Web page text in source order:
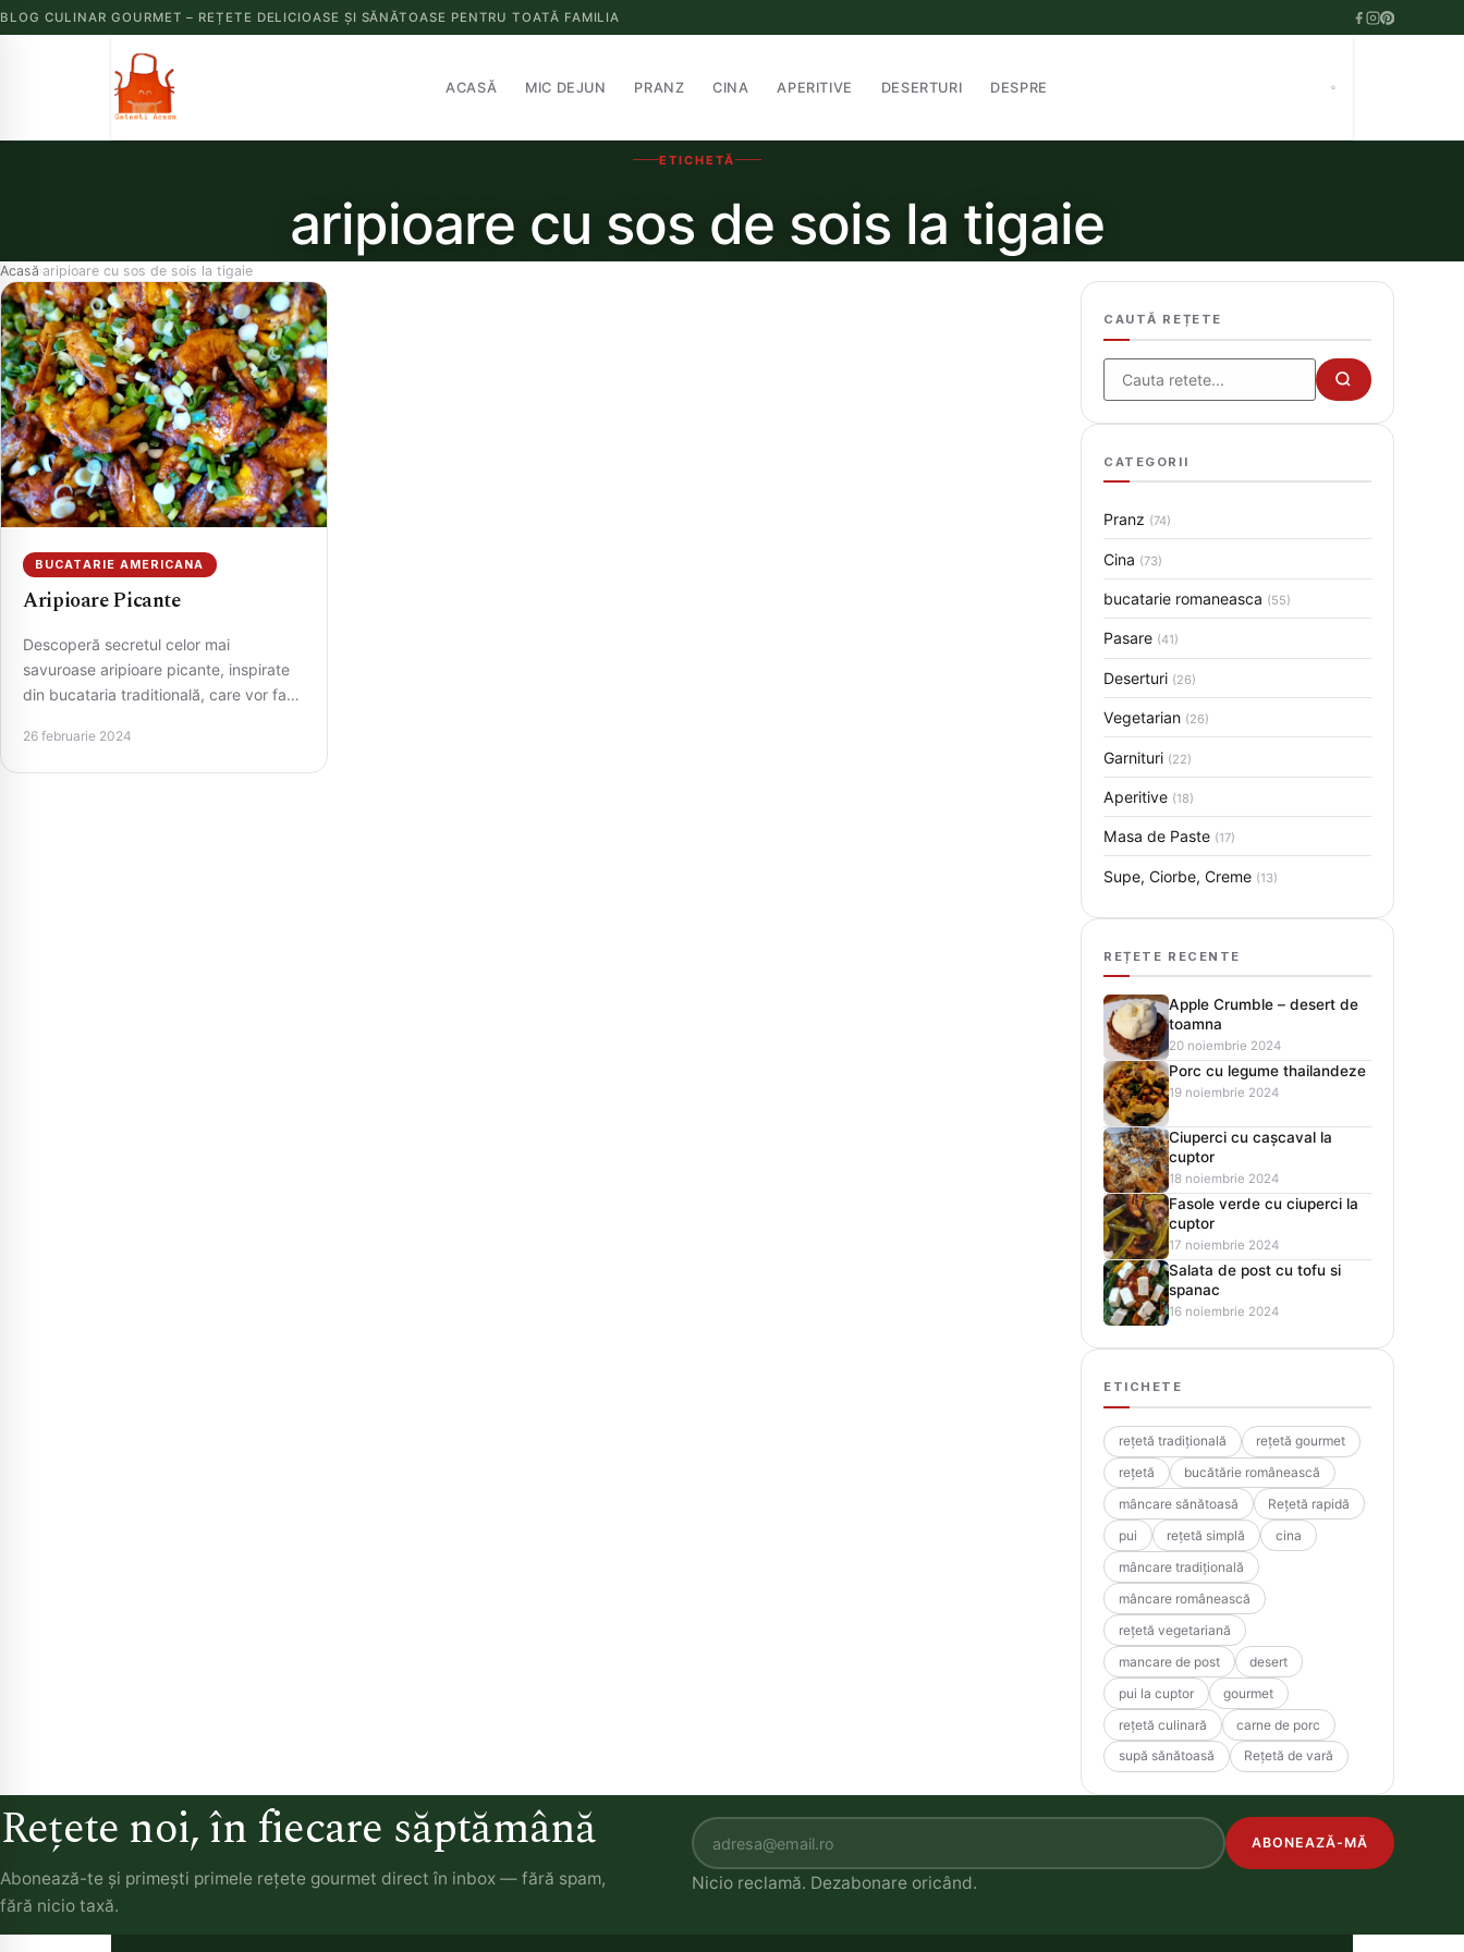
BLOG CULINAR GOURMET – REȚETE DELICIOASE ȘI SĂNĂTOASE PENTRU TOATĂ FAMILIA
ACASĂ MIC DEJUN PRANZ CINA APERITIVE DESERTURI DESPRE
ETICHETĂ
aripioare cu sos de sois la tigaie
Acasă›aripioare cu sos de sois la tigaie
BUCATARIE AMERICANA
Aripioare Picante
Descoperă secretul celor mai
savuroase aripioare picante, inspirate
din bucataria traditională, care vor face
perfect…
26 februarie 2024
CAUTĂ REȚETE
Cauta
CATEGORII
Pranz (74)
Cina (73)
bucatarie romaneasca (55)
Pasare (41)
Deserturi (26)
Vegetarian (26)
Garnituri (22)
Aperitive (18)
Masa de Paste (17)
Supe, Ciorbe, Creme (13)
REȚETE RECENTE
Apple Crumble – desert de
toamna
20 noiembrie 2024
Porc cu legume thailandeze
19 noiembrie 2024
Ciuperci cu cașcaval la
cuptor
18 noiembrie 2024
Fasole verde cu ciuperci la
cuptor
17 noiembrie 2024
Salata de post cu tofu si
spanac
16 noiembrie 2024
ETICHETE
rețetă tradițională
rețetă gourmet
rețetă
bucătărie românească
mâncare sănătoasă
Rețetă rapidă
pui
rețetă simplă
cina
mâncare tradițională
mâncare românească
rețetă vegetariană
mancare de post
desert
pui la cuptor
gourmet
rețetă culinară
carne de porc
supă sănătoasă
Rețetă de vară
Rețete noi, în fiecare săptămână
Abonează-te și primești primele rețete gourmet direct în inbox — fără spam,
fără nicio taxă.
ABONEAZĂ-MĂ
Nicio reclamă. Dezabonare oricând.